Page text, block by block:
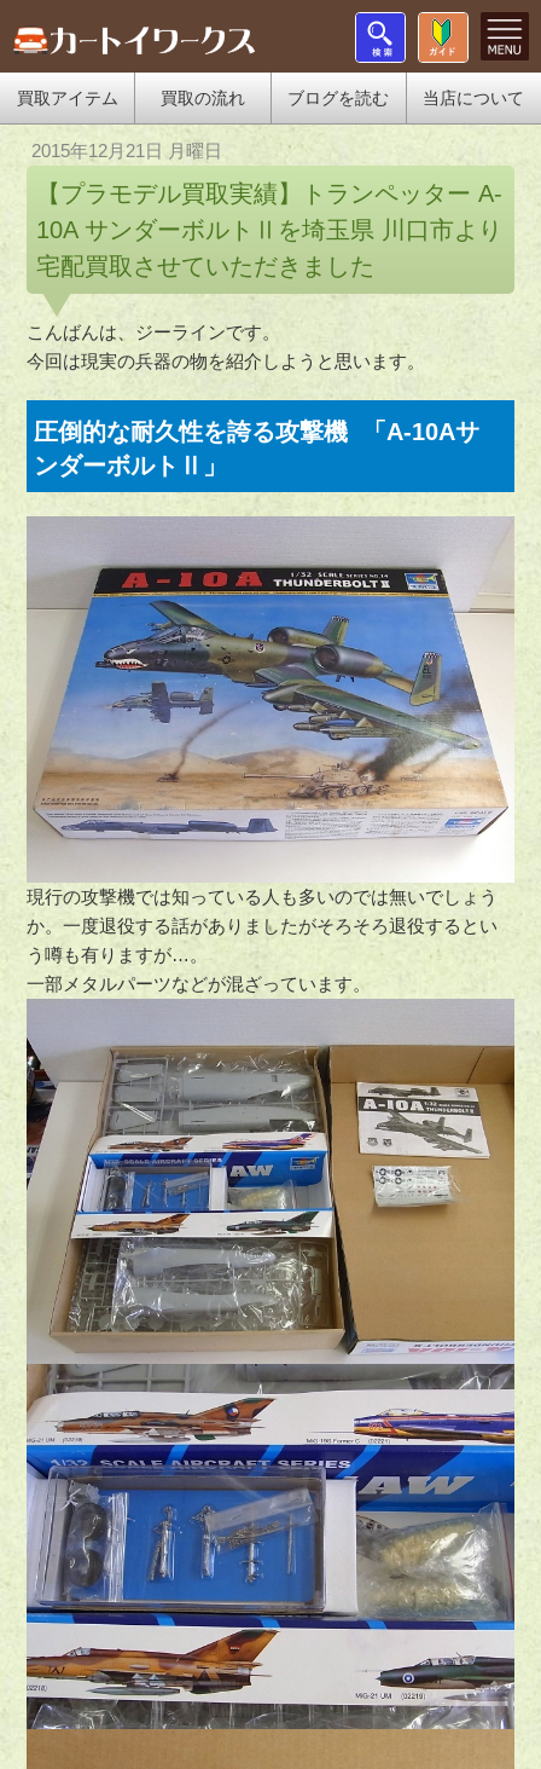
買取アイテム 買取の流れ ブログを読む 当店について
2015年12月21日 月曜日
【プラモデル買取実績】トランペッター A-
10A サンダーボルトⅡを埼玉県 川口市より
宅配買取させていただきました
こんばんは、ジーラインです。
今回は現実の兵器の物を紹介しようと思います。
圧倒的な耐久性を誇る攻撃機 「A-10Aサ
ンダーボルトⅡ」
現行の攻撃機では知っている人も多いのでは無いでしょう
か。一度退役する話がありましたがそろそろ退役するとい
う噂も有りますが…。
一部メタルパーツなどが混ざっています。